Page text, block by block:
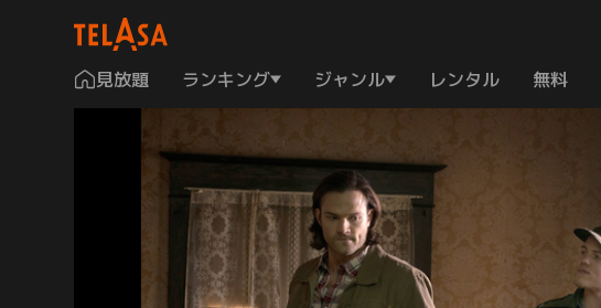
見放題 ランキング ジャンル レンタル 無料